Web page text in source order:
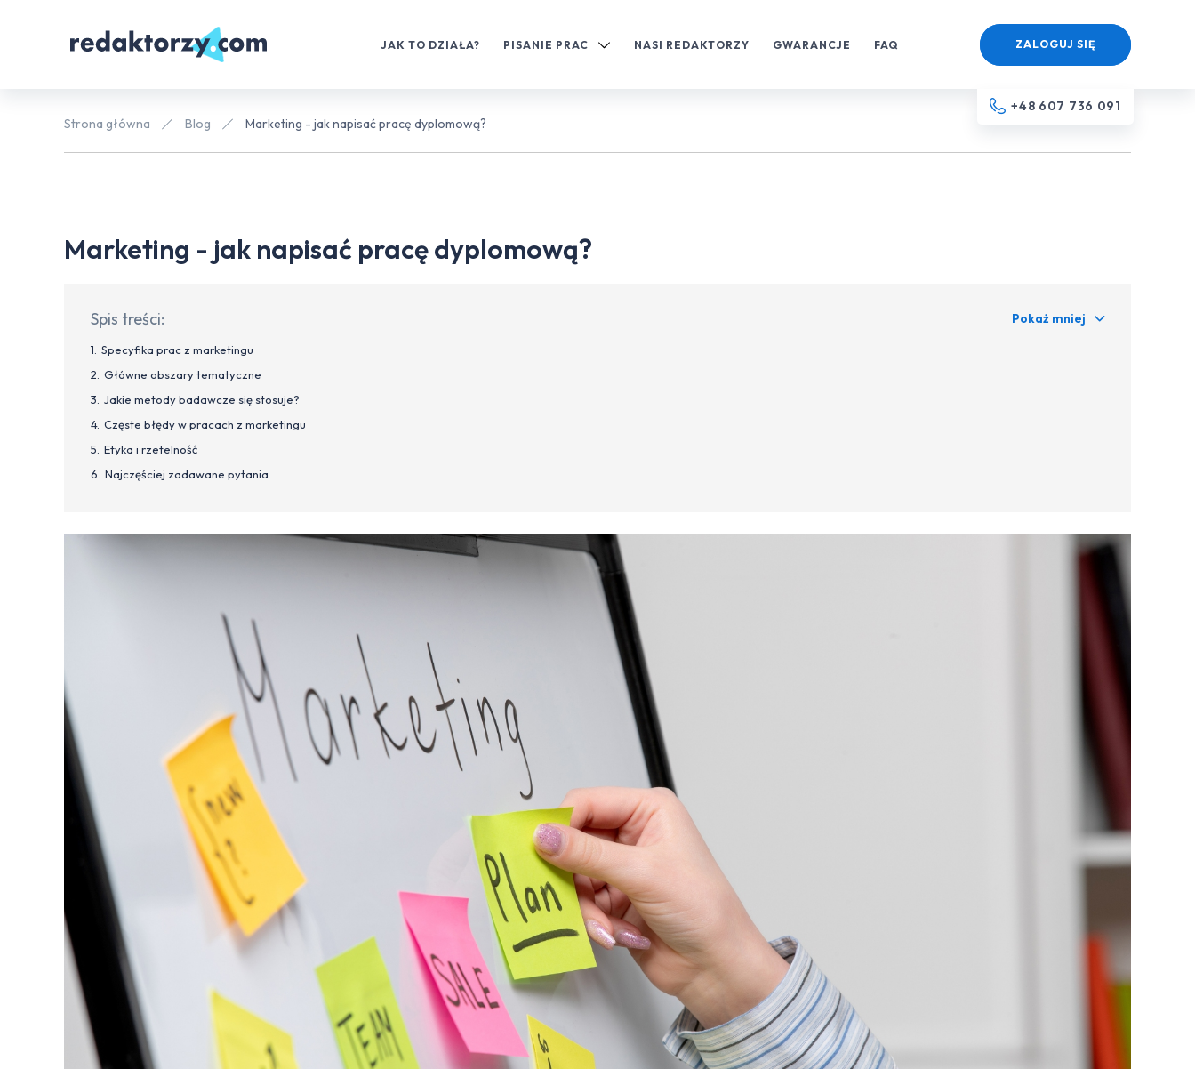
JAK TO DZIAŁA? PISANIE PRAC NASI REDAKTORZY GWARANCJE FAQ
+48 607 736 091
ZALOGUJ SIĘ
Strona główna Blog Marketing - jak napisać pracę dyplomową?
Marketing - jak napisać pracę dyplomową?
Spis treści: Pokaż mniej
Specyfika prac z marketingu
Główne obszary tematyczne
Jakie metody badawcze się stosuje?
Częste błędy w pracach z marketingu
Etyka i rzetelność
Najczęściej zadawane pytania